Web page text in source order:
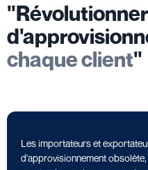
chaque client"
Les importateurs et
d'approvisionnement